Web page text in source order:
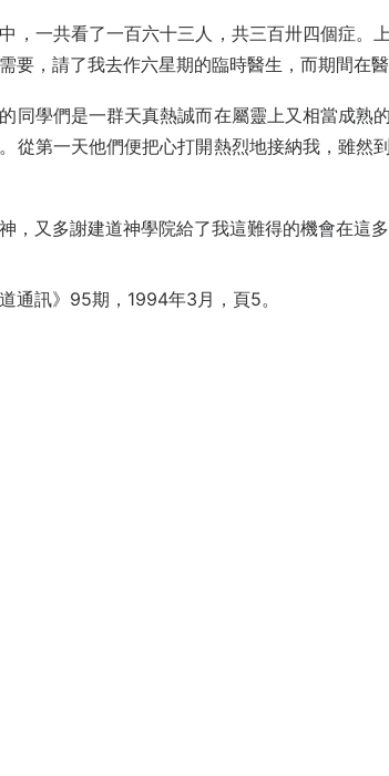
，一共看了一百六十三人，共三百卅四個症。
要，請了我去作六星期的臨時醫生，而期間在
同學們是一群天真熱誠而在屬靈上又相當成熟
從第一天他們便把心打開熱烈地接納我，雖然
，又多謝建道神學院給了我這難得的機會在這多
通訊》95期，1994年3月，頁5。